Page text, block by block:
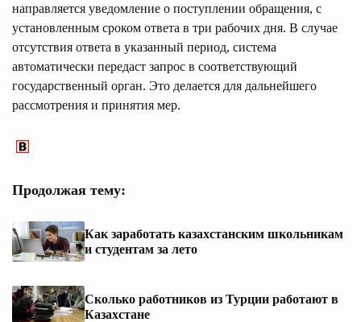
направляется уведомление о поступлении обращения, с
установленным сроком ответа в три рабочих дня. В случае
отсутствия ответа в указанный период, система
автоматически передаст запрос в соответствующий
государственный орган. Это делается для дальнейшего
рассмотрения и принятия мер.
Продолжая тему:
Как заработать казахстанским школьникам
и студентам за лето
Сколько работников из Турции работают в
Казахстане